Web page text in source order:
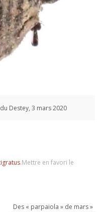
Destey, 3 mars 2020
.Mettre en favori le
Des « parpaiola » de mars»